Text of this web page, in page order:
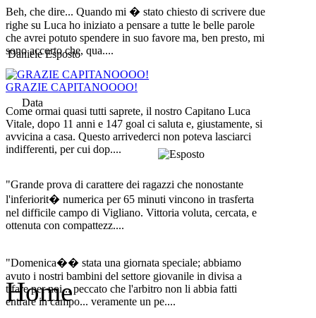
Beh, che dire... Quando mi � stato chiesto di scrivere due
righe su Luca ho iniziato a pensare a tutte le belle parole
che avrei potuto spendere in suo favore ma, ben presto, mi
sono accorto che, qua....
GRAZIE CAPITANOOOO!
Come ormai quasi tutti saprete, il nostro Capitano Luca
Vitale, dopo 11 anni e 147 goal ci saluta e, giustamente, si
avvicina a casa. Questo arrivederci non poteva lasciarci
indifferenti, per cui dop....
"Grande prova di carattere dei ragazzi che nonostante
l'inferiorit� numerica per 65 minuti vincono in trasferta
nel difficile campo di Vigliano. Vittoria voluta, cercata, e
ottenuta con compattezz....
"Domenica�� stata una giornata speciale; abbiamo
avuto i nostri bambini del settore giovanile in divisa a
tifare per noi... peccato che l'arbitro non li abbia fatti
entrare in campo... veramente un pe....
Daniele Esposto
Data
Home